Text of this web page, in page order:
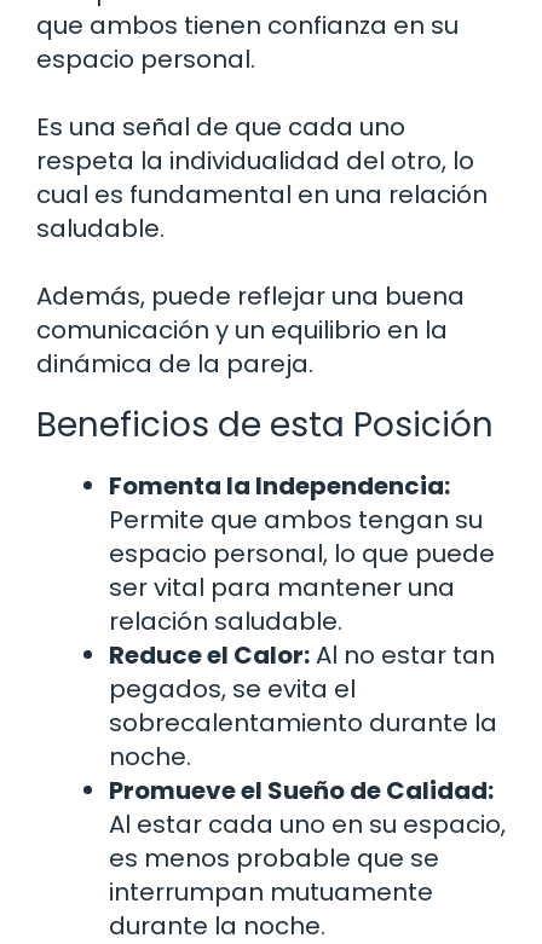
que ambos tienen confianza en su
espacio personal.
Es una señal de que cada uno
respeta la individualidad del otro, lo
cual es fundamental en una relación
saludable.
Además, puede reflejar una buena
comunicación y un equilibrio en la
dinámica de la pareja.
Beneficios de esta Posición
Fomenta la Independencia:
Permite que ambos tengan su
espacio personal, lo que puede
ser vital para mantener una
relación saludable.
Reduce el Calor:Al no estar tan
pegados, se evita el
sobrecalentamiento durante la
noche.
Promueve el Sueño de Calidad:
Al estar cada uno en su espacio,
es menos probable que se
interrumpan mutuamente
durante la noche.